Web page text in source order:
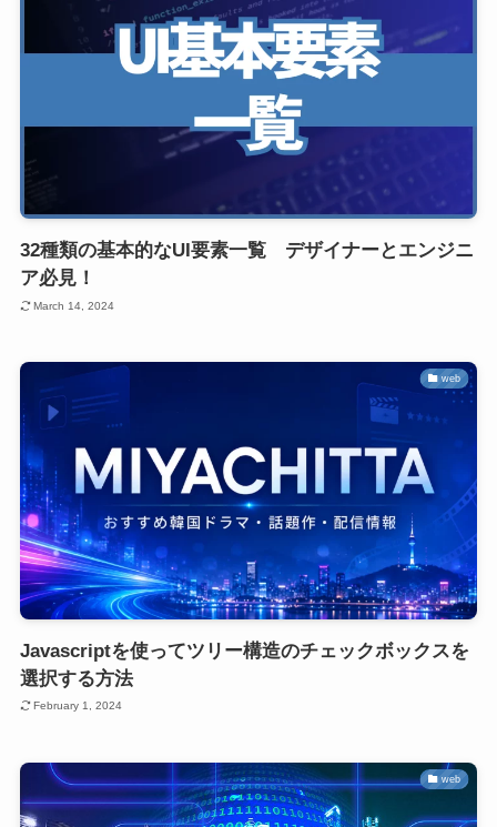
32種類の基本的なUI要素一覧 デザイナーとエンジニ
ア必見！
March 14, 2024
web
Javascriptを使ってツリー構造のチェックボックスを
選択する方法
February 1, 2024
web